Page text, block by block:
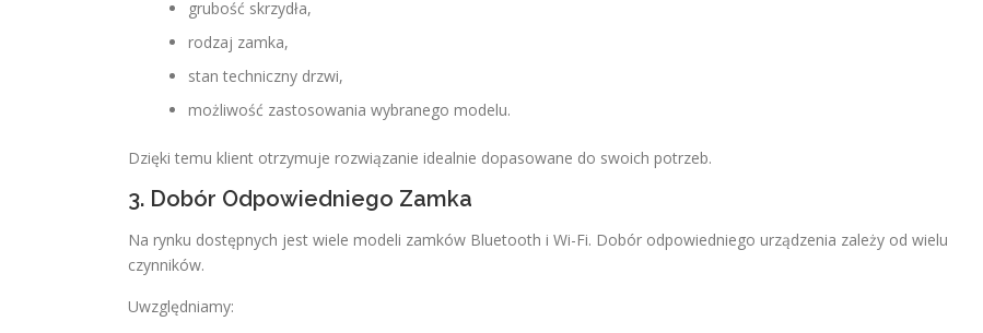
grubość skrzydła,
rodzaj zamka,
stan techniczny drzwi,
możliwość zastosowania wybranego modelu.
Dzięki temu klient otrzymuje rozwiązanie idealnie dopasowane do swoich potrzeb.
3. Dobór Odpowiedniego Zamka
Na rynku dostępnych jest wiele modeli zamków Bluetooth i Wi-Fi. Dobór odpowiedniego urządzenia zależy od wielu
czynników.
Uwzględniamy: